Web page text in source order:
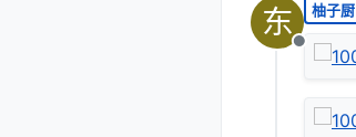
东
离线
柚子厨